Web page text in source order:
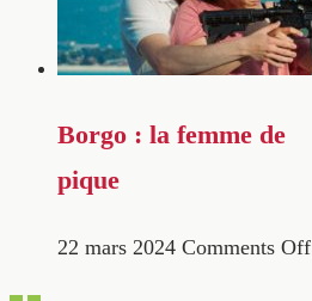
Borgo : la femme de
pique
22 mars 2024 Comments Off